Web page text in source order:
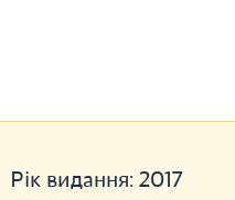
Рік видання: 2017